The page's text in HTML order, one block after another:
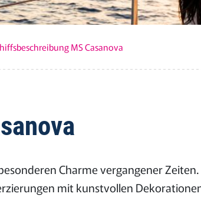
MS Casanova
Charme vergangener
mit kunstvollen